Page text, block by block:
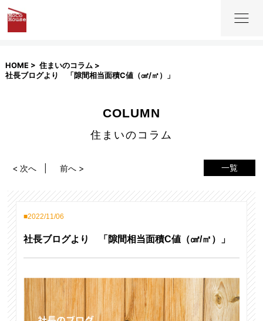
HOME
住まいのコラム
社長ブログより 「隙間相当面積C値（㎠/㎡）」
COLUMN
住まいのコラム
一覧
< 次へ 前へ >
2022/11/06
社長ブログより 「隙間相当面積C値（㎠/㎡）」